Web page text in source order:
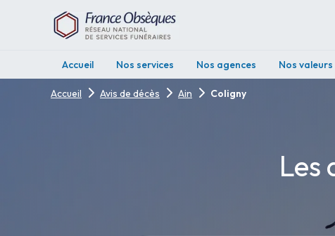
Accueil Nos services Nos agences Nos valeurs
Accueil Avis de décès Ain Coligny
Les